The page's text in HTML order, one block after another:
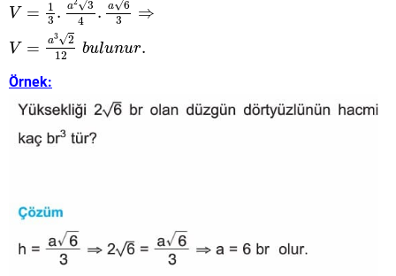
V =
1
3 . a √3
4
. a√6
3
⇒
V = a3√2
12
bulunur.
Örnek: